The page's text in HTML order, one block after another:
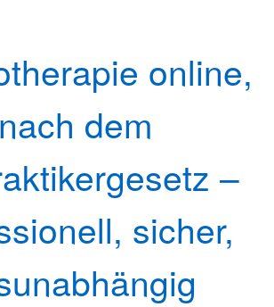
online,
nach dem
–
sicher,